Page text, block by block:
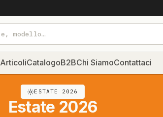
ArticoliCatalogoB2BChi SiamoContattaci
ESTATE 2026
Estate 2026